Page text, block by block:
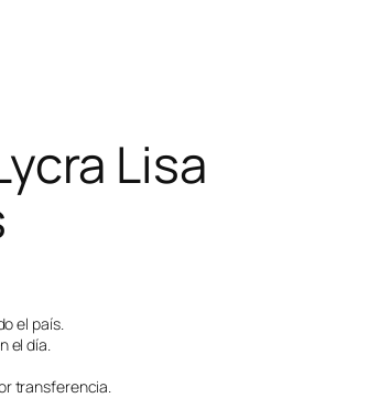
Lisa
el país.
el día.
transferencia.